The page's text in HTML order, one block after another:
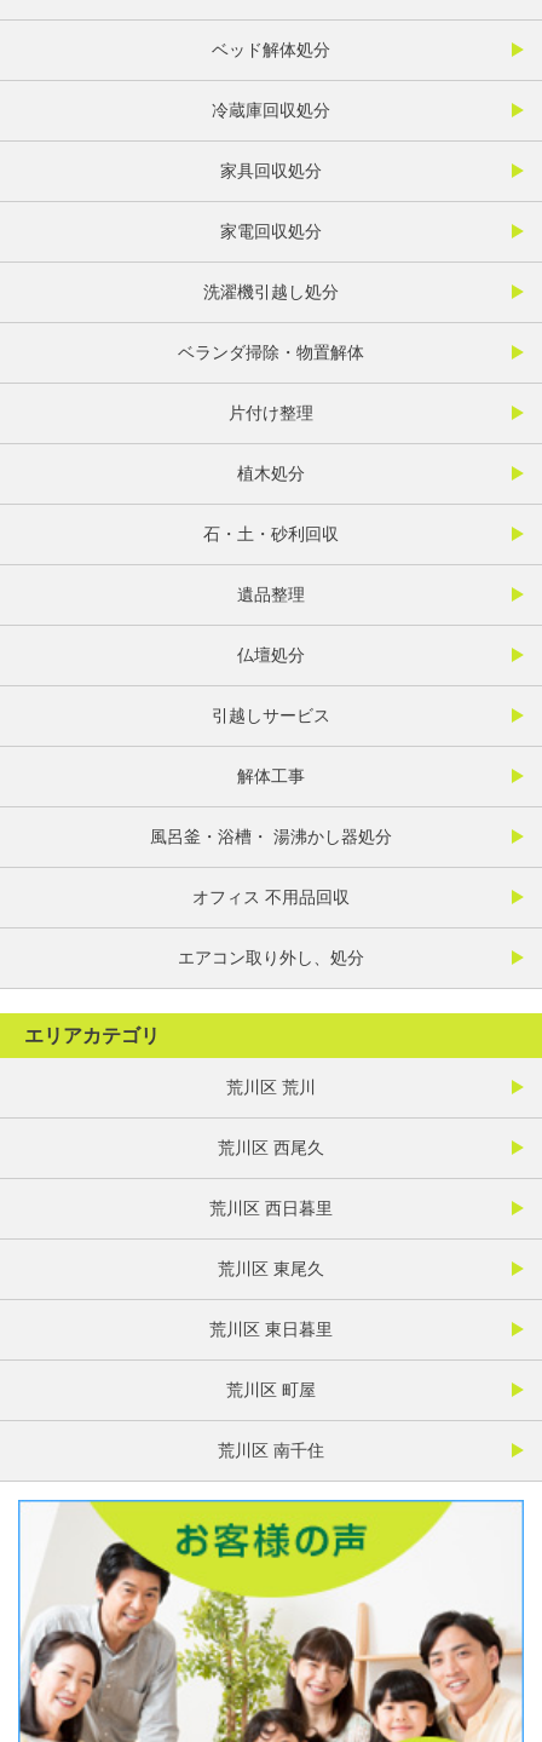
ベッド解体処分
冷蔵庫回収処分
家具回収処分
家電回収処分
洗濯機引越し処分
ベランダ掃除・物置解体
片付け整理
植木処分
石・土・砂利回収
遺品整理
仏壇処分
引越しサービス
解体工事
風呂釜・浴槽・ 湯沸かし器処分
オフィス 不用品回収
エアコン取り外し、処分
エリアカテゴリ
荒川区 荒川
荒川区 西尾久
荒川区 西日暮里
荒川区 東尾久
荒川区 東日暮里
荒川区 町屋
荒川区 南千住